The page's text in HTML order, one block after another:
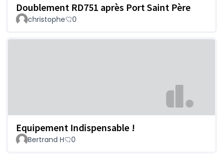
Doublement RD751 après Port Saint Père
christophe 0
Equipement Indispensable !
Bertrand H 0